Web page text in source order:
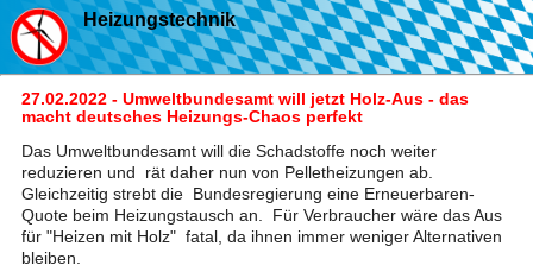
Heizungstechnik
27.02.2022 - Umweltbundesamt will jetzt Holz-Aus - das
macht deutsches Heizungs-Chaos perfekt
Das Umweltbundesamt will die Schadstoffe noch weiter
reduzieren und rät daher nun von Pelletheizungen ab.
Gleichzeitig strebt die Bundesregierung eine Erneuerbaren-
Quote beim Heizungstausch an. Für Verbraucher wäre das Aus
für "Heizen mit Holz" fatal, da ihnen immer weniger Alternativen
bleiben.